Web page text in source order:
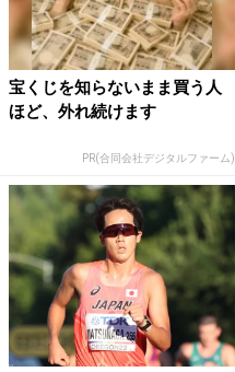
宝くじを知らないまま買う人
ほど、外れ続けます
PR(合同会社デジタルファーム)